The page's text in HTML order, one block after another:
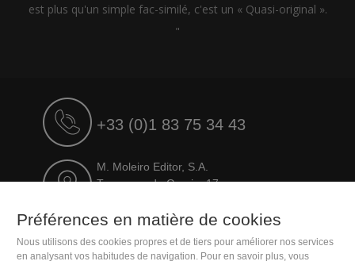
est plus qu'un simple fac-similé, c'est un « Quasi-original ».
"
+33 (0)1 83 75 34 43
M. Moleiro Editor, S.A.
Travesera de Gracia, 17
Préférences en matière de cookies
Nous utilisons des cookies propres et de tiers pour améliorer nos services
en analysant vos habitudes de navigation. Pour en savoir plus, vous